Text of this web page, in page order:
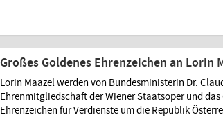
Großes Goldenes Ehrenzeichen an Lorin
Lorin Maazel werden von Bundesministerin Dr.
Ehrenmitgliedschaft der Wiener Staatsoper und das
Ehrenzeichen für Verdienste um die Republik